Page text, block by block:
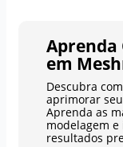
Aprenda
em
Descubra
aprimorar
Aprenda as
modelagem
resultados